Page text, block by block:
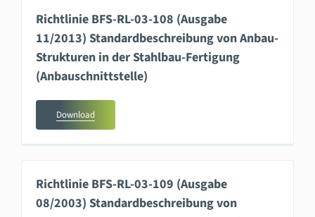
Richtlinie BFS-RL-03-108 (Ausgabe
11/2013) Standardbeschreibung von Anbau-
Strukturen in der Stahlbau-Fertigung
(Anbauschnittstelle)
Download
Richtlinie BFS-RL-03-109 (Ausgabe
08/2003) Standardbeschreibung von